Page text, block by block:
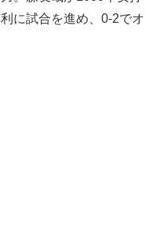
に試合を進め、0-2でオ